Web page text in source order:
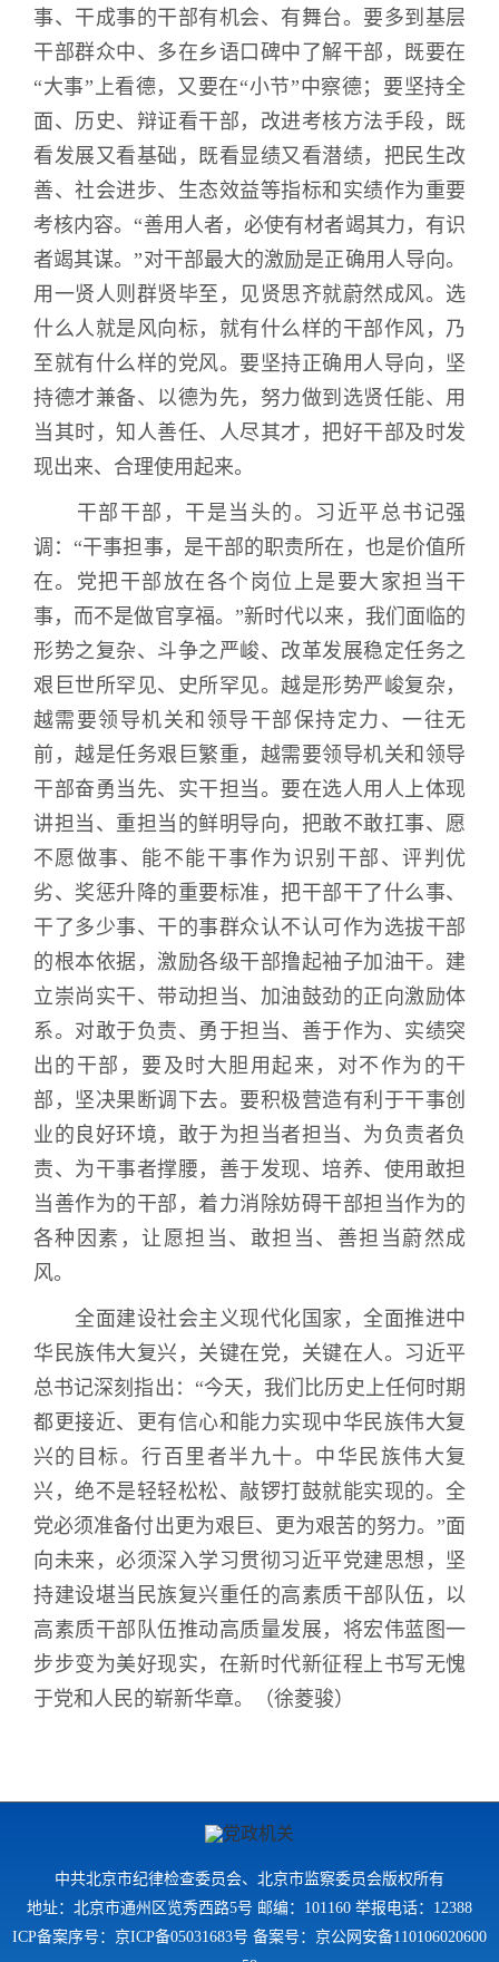
事、干成事的干部有机会、有舞台。要多到基层
干部群众中、多在乡语口碑中了解干部，既要在
“大事”上看德，又要在“小节”中察德；要坚持全
面、历史、辩证看干部，改进考核方法手段，既
看发展又看基础，既看显绩又看潜绩，把民生改
善、社会进步、生态效益等指标和实绩作为重要
考核内容。“善用人者，必使有材者竭其力，有识
者竭其谋。”对干部最大的激励是正确用人导向。
用一贤人则群贤毕至，见贤思齐就蔚然成风。选
什么人就是风向标，就有什么样的干部作风，乃
至就有什么样的党风。要坚持正确用人导向，坚
持德才兼备、以德为先，努力做到选贤任能、用
当其时，知人善任、人尽其才，把好干部及时发
现出来、合理使用起来。
干部干部，干是当头的。习近平总书记强
调：“干事担事，是干部的职责所在，也是价值所
在。党把干部放在各个岗位上是要大家担当干
事，而不是做官享福。”新时代以来，我们面临的
形势之复杂、斗争之严峻、改革发展稳定任务之
艰巨世所罕见、史所罕见。越是形势严峻复杂，
越需要领导机关和领导干部保持定力、一往无
前，越是任务艰巨繁重，越需要领导机关和领导
干部奋勇当先、实干担当。要在选人用人上体现
讲担当、重担当的鲜明导向，把敢不敢扛事、愿
不愿做事、能不能干事作为识别干部、评判优
劣、奖惩升降的重要标准，把干部干了什么事、
干了多少事、干的事群众认不认可作为选拔干部
的根本依据，激励各级干部撸起袖子加油干。建
立崇尚实干、带动担当、加油鼓劲的正向激励体
系。对敢于负责、勇于担当、善于作为、实绩突
出的干部，要及时大胆用起来，对不作为的干
部，坚决果断调下去。要积极营造有利于干事创
业的良好环境，敢于为担当者担当、为负责者负
责、为干事者撑腰，善于发现、培养、使用敢担
当善作为的干部，着力消除妨碍干部担当作为的
各种因素，让愿担当、敢担当、善担当蔚然成
风。
全面建设社会主义现代化国家，全面推进中
华民族伟大复兴，关键在党，关键在人。习近平
总书记深刻指出：“今天，我们比历史上任何时期
都更接近、更有信心和能力实现中华民族伟大复
兴的目标。行百里者半九十。中华民族伟大复
兴，绝不是轻轻松松、敲锣打鼓就能实现的。全
党必须准备付出更为艰巨、更为艰苦的努力。”面
向未来，必须深入学习贯彻习近平党建思想，坚
持建设堪当民族复兴重任的高素质干部队伍，以
高素质干部队伍推动高质量发展，将宏伟蓝图一
步步变为美好现实，在新时代新征程上书写无愧
于党和人民的崭新华章。（徐菱骏）
中共北京市纪律检查委员会、北京市监察委员会版权所有
地址：北京市通州区览秀西路5号 邮编：101160 举报电话：12388
ICP备案序号：京ICP备05031683号 备案号：京公网安备110106020600